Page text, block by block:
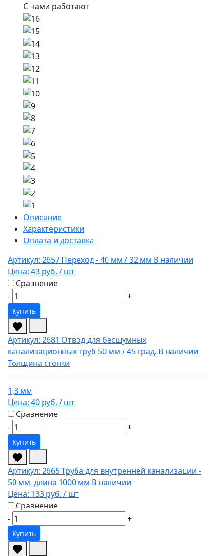
С нами работают
Описание
Характеристики
Оплата и доставка
Артикул: 2657 Переход - 40 мм / 32 мм В наличии
Цена: 43 руб. / шт
Сравнение
-
+
Купить
Артикул: 2681 Отвод для бесшумных
канализационных труб 50 мм / 45 град. В наличии
Толщина стенки
1,8 мм
Цена: 40 руб. / шт
Сравнение
-
+
Купить
Артикул: 2665Труба для внутренней канализации -
50 мм, длина 1000 мм В наличии
Цена: 133 руб. / шт
Сравнение
-
+
Купить